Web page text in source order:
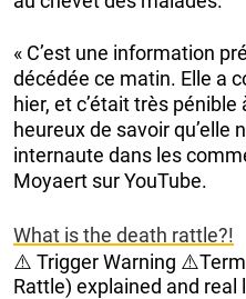
« C’est une information
décédée ce matin. Elle a
hier, et c’était très
heureux de savoir qu’elle
internaute dans les
Moyaert sur YouTube.
What is the death rattle?!
⚠️ Trigger Warning
Rattle) explained and real